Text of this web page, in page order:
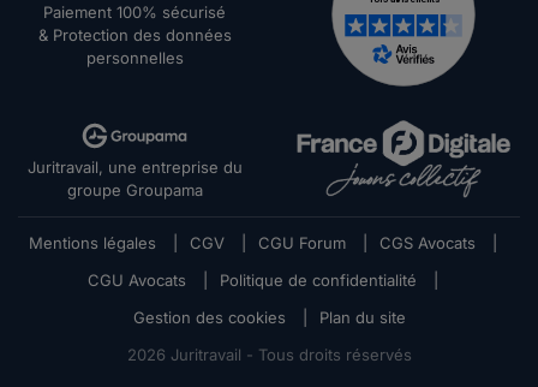
Paiement 100% sécurisé
& Protection des données
personnelles
Juritravail, une entreprise du
groupe Groupama
Mentions légales CGV CGU Forum CGS Avocats
CGU Avocats
Politique de confidentialité
Gestion des cookies
Plan du site
2026 Juritravail - Tous droits réservés